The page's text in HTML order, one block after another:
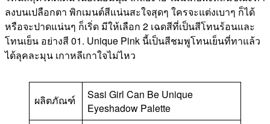
ลงบนเปลือกตา พิกเมนต์สีแน่นสะใจสุดๆ ใครจะแต่งเบาๆ ก็ได้
หรือจะปาดแน่นๆ ก็เริ่ด มีให้เลือก 2 เฉดสีที่เป็นสีโทนร้อนและ
โทนเย็น อย่างสี 01. Unique Pink นี้เป็นสีชมพูโทนเย็นที่ทาแล้ว
ได้ลุคละมุน เกาหลีเกาใจไม่ไหว
ผลิตภัณฑ์
Sasi Girl Can Be Unique
Eyeshadow Palette